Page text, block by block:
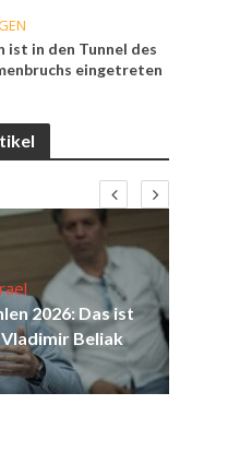
ist in den Tunnel des
eingetreten
2026: Das ist
Beliak